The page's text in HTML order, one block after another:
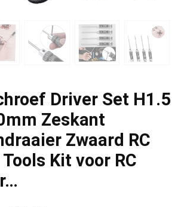
Driver Set H1.5
Zeskant
Zwaard RC
Kit voor RC